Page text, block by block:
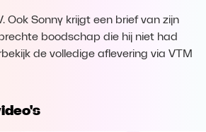
Ook Sonny krijgt een brief van zijn
boodschap die hij niet had
de volledige aflevering via VTM